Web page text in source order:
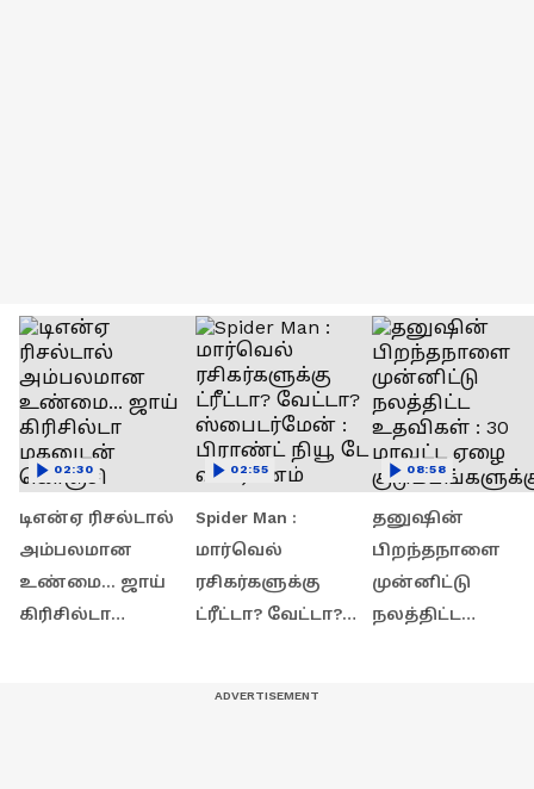
டிஎன்ஏ ரிசல்டால்
அம்பலமான
உண்மை... ஜாய்
கிரிசில்டா
02:30
Spider Man :
மார்வெல்
ரசிகர்களுக்கு
ட்ரீட்டா? வேட்டா?
02:55
தனுஷின்
பிறந்தநாளை
முன்னிட்டு
நலத்திட்ட
08:58